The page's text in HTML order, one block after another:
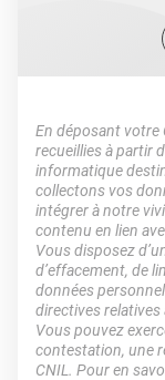
En déposant votre
recueillies à partir
informatique
collectons vos
intégrer à notre
contenu en lien
Vous disposez
d’effacement, de
données
directives relatives
Vous pouvez
contestation, une
CNIL. Pour en